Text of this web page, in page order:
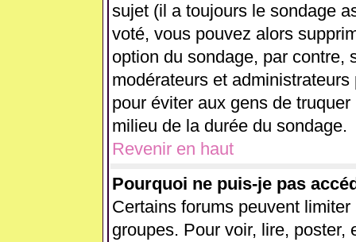
sujet (il a toujours le sondage
voté, vous pouvez alors
option du sondage, par contre,
modérateurs et
pour éviter aux gens de
milieu de la durée du sondage.
Revenir en haut
Pourquoi ne puis-je pas
Certains forums peuvent
groupes. Pour voir, lire,